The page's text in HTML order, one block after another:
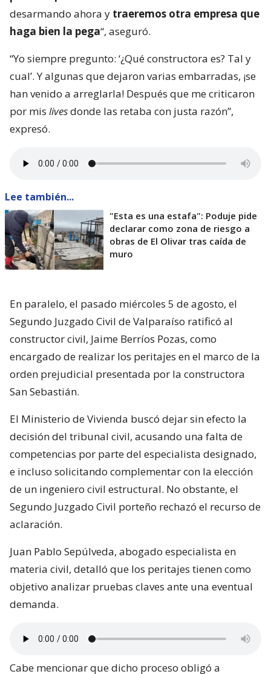
desarmando ahora y traeremos otra empresa que
haga bien la pega“, aseguró.
“Yo siempre pregunto: ‘¿Qué constructora es? Tal y
cual’. Y algunas que dejaron varias embarradas, ¡se
han venido a arreglarla! Después que me criticaron
por mis livesdonde las retaba con justa razón”,
expresó.
Lee también...
"Esta es una estafa": Poduje pide
declarar como zona de riesgo a
obras de El Olivar tras caída de
muro
En paralelo, el pasado miércoles 5 de agosto, el
Segundo Juzgado Civil de Valparaíso ratificó al
constructor civil, Jaime Berríos Pozas, como
encargado de realizar los peritajes en el marco de la
orden prejudicial presentada por la constructora
San Sebastián.
El Ministerio de Vivienda buscó dejar sin efecto la
decisión del tribunal civil, acusando una falta de
competencias por parte del especialista designado,
e incluso solicitando complementar con la elección
de un ingeniero civil estructural. No obstante, el
Segundo Juzgado Civil porteño rechazó el recurso de
aclaración.
Juan Pablo Sepúlveda, abogado especialista en
materia civil, detalló que los peritajes tienen como
objetivo analizar pruebas claves ante una eventual
demanda.
Cabe mencionar que dicho proceso obligó a